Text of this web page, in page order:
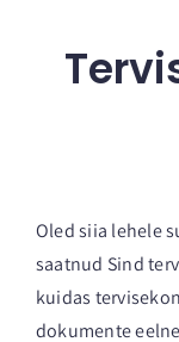
Oled siia lehele
saatnud Sind
kuidas
dokumente